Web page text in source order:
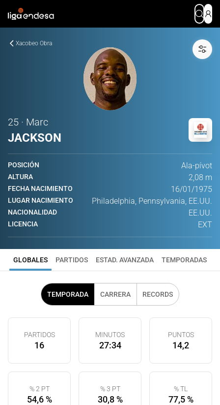
Xacobeo Obra
25 · Marc
JACKSON
POSICIÓN Ala-pívot
ALTURA 2,08 m
FECHA NACIMIENTO 16/01/1975
LUGAR NACIMIENTO Philadelphia, Pennsylvania, EE.UU.
NACIONALIDAD EE.UU.
LICENCIA EXT
GLOBALES PARTIDOS ESTAD. AVANZADA TEMPORADAS
TEMPORADA CARRERA RECORDS
PARTIDOS
16
MINUTOS
27:34
PUNTOS
14,2
% 2 PT
54,6 %
% 3 PT
30,8 %
% TL
77,5 %